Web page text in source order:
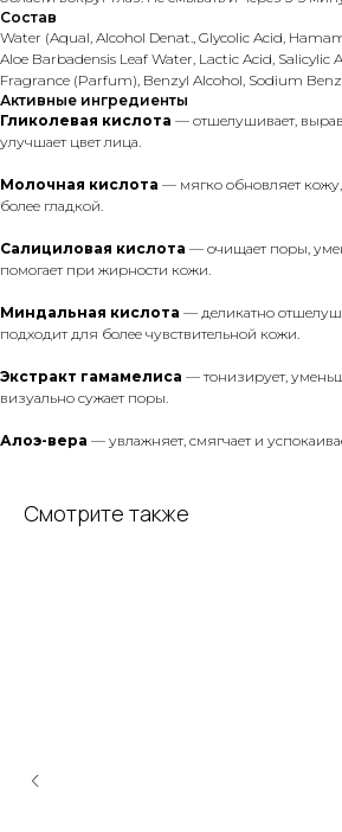
Состав
Water (Aqual, Alcohol Denat., Glycolic Acid,
Aloe Barbadensis Leaf Water, Lactic Acid, Salicylic
Fragrance (Parfum), Benzyl Alcohol, Sodium
Активные ингредиенты
Гликолевая кислота — отшелушивает,
улучшает цвет лица.
Молочная кислота — мягко обновляет кожу,
более гладкой.
Салициловая кислота — очищает поры,
помогает при жирности кожи.
Миндальная кислота — деликатно
подходит для более чувствительной кожи.
Экстракт гамамелиса — тонизирует,
визуально сужает поры.
Алоэ-вера — увлажняет, смягчает и
Смотрите также